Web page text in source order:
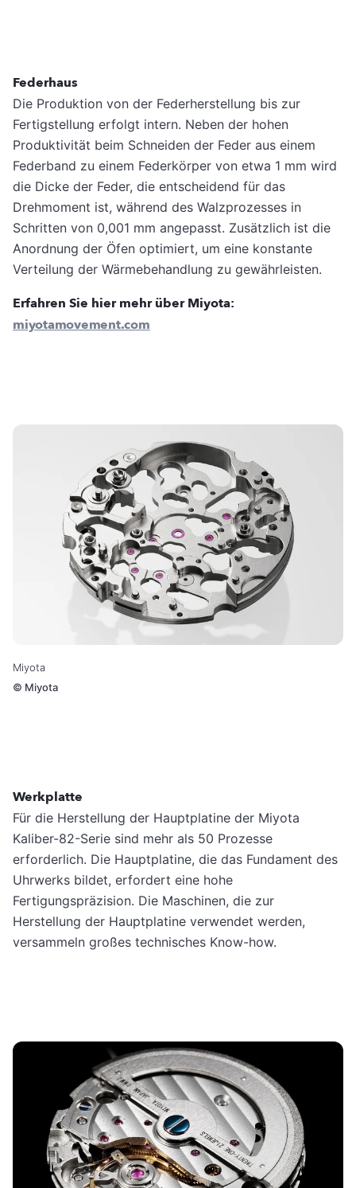
Federhaus
Die Produktion von der Federherstellung bis zur
Fertigstellung erfolgt intern. Neben der hohen
Produktivität beim Schneiden der Feder aus einem
Federband zu einem Federkörper von etwa 1 mm wird
die Dicke der Feder, die entscheidend für das
Drehmoment ist, während des Walzprozesses in
Schritten von 0,001 mm angepasst. Zusätzlich ist die
Anordnung der Öfen optimiert, um eine konstante
Verteilung der Wärmebehandlung zu gewährleisten.
Erfahren Sie hier mehr über Miyota:
miyotamovement.com
Miyota
© Miyota
Werkplatte
Für die Herstellung der Hauptplatine der Miyota
Kaliber-82-Serie sind mehr als 50 Prozesse
erforderlich. Die Hauptplatine, die das Fundament des
Uhrwerks bildet, erfordert eine hohe
Fertigungspräzision. Die Maschinen, die zur
Herstellung der Hauptplatine verwendet werden,
versammeln großes technisches Know-how.